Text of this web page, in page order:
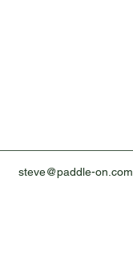
steve@paddle-on.com